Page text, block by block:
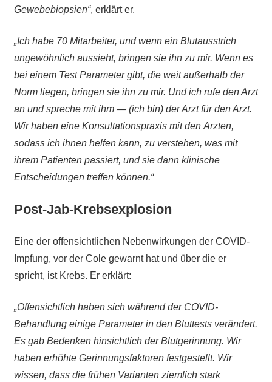
Gewebebiopsien“, erklärt er.
„Ich habe 70 Mitarbeiter, und wenn ein Blutausstrich
ungewöhnlich aussieht, bringen sie ihn zu mir. Wenn es
bei einem Test Parameter gibt, die weit außerhalb der
Norm liegen, bringen sie ihn zu mir. Und ich rufe den Arzt
an und spreche mit ihm — (ich bin) der Arzt für den Arzt.
Wir haben eine Konsultationspraxis mit den Ärzten,
sodass ich ihnen helfen kann, zu verstehen, was mit
ihrem Patienten passiert, und sie dann klinische
Entscheidungen treffen können.“
Post-Jab-Krebsexplosion
Eine der offensichtlichen Nebenwirkungen der COVID-
Impfung, vor der Cole gewarnt hat und über die er
spricht, ist Krebs. Er erklärt:
„Offensichtlich haben sich während der COVID-
Behandlung einige Parameter in den Bluttests verändert.
Es gab Bedenken hinsichtlich der Blutgerinnung. Wir
haben erhöhte Gerinnungsfaktoren festgestellt. Wir
wissen, dass die frühen Varianten ziemlich stark